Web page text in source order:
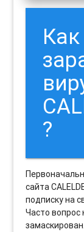
?
сайта
подписку на
Часто
замаскирован.